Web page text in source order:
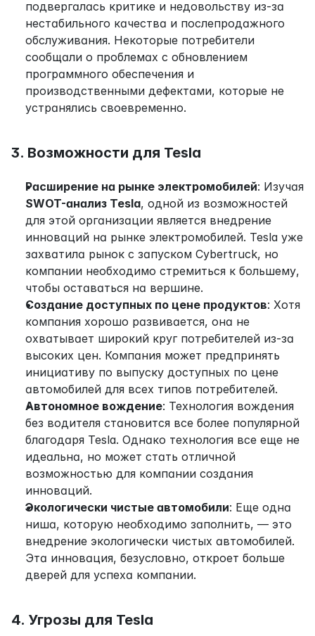
подвергалась критике и недовольству из-за
нестабильного качества и послепродажного
обслуживания. Некоторые потребители
сообщали о проблемах с обновлением
программного обеспечения и
производственными дефектами, которые не
устранялись своевременно.
3. Возможности для Tesla
Расширение на рынке электромобилей
SWOT-анализ Tesla, одной из возможностей
для этой организации является внедрение
инноваций на рынке электромобилей. Tesla уже
захватила рынок с запуском Cybertruck, но
компании необходимо стремиться к большему,
чтобы оставаться на вершине.
Создание доступных по цене продуктов: Хотя
компания хорошо развивается, она не
охватывает широкий круг потребителей из-за
высоких цен. Компания может предпринять
инициативу по выпуску доступных по цене
автомобилей для всех типов потребителей.
Автономное вождение: Технология вождения
без водителя становится все более популярной
благодаря Tesla. Однако технология все еще не
идеальна, но может стать отличной
возможностью для компании создания
инноваций.
Экологически чистые автомобили: Еще одна
ниша, которую необходимо заполнить, — это
внедрение экологически чистых автомобилей.
Эта инновация, безусловно, откроет больше
дверей для успеха компании.
4. Угрозы для Tesla